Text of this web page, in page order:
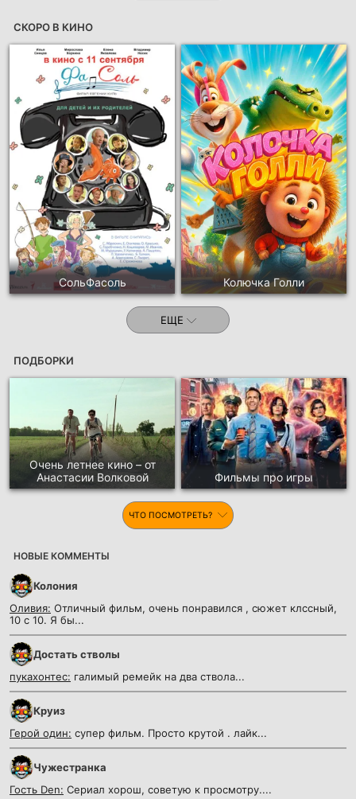
СКОРО В КИНО
СольФасоль Колючка Голли
ЕЩЕ
ПОДБОРКИ
Очень летнее кино – от
Анастасии Волковой
Фильмы про игры
ЧТО ПОСМОТРЕТЬ?
НОВЫЕ КОММЕНТЫ
Колония
Оливия: Отличный фильм, очень понравился , сюжет клссный,
10 с 10. Я бы...
Достать стволы
пукахонтес: галимый ремейк на два ствола...
Круиз
Герой один: супер фильм. Просто крутой . лайк...
Чужестранка
Гость Den: Сериал хорош, советую к просмотру....